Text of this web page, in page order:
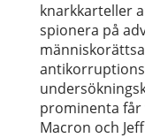
knarkkarteller
spionera på
prominenta får
Macron och